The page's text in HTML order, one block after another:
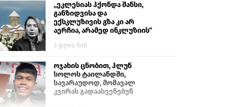
„ეკლესიას ჰქონდა შანსი,
განზიდვისა და
ექსკლუზივის გზა კი არ
აერჩია, არამედ ინკლუზიის“
3 დღის წინ
ოჯახის ცნობით, ჰლუნ
სოლოს ტაილანდში,
სავარაუდოდ, მომავალ
კვირას გადაასვენებენ